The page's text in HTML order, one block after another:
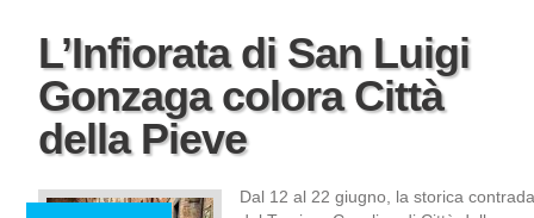
L’Infiorata di San Luigi
Gonzaga colora Città
della Pieve
Dal 12 al 22 giugno, la storica contrada